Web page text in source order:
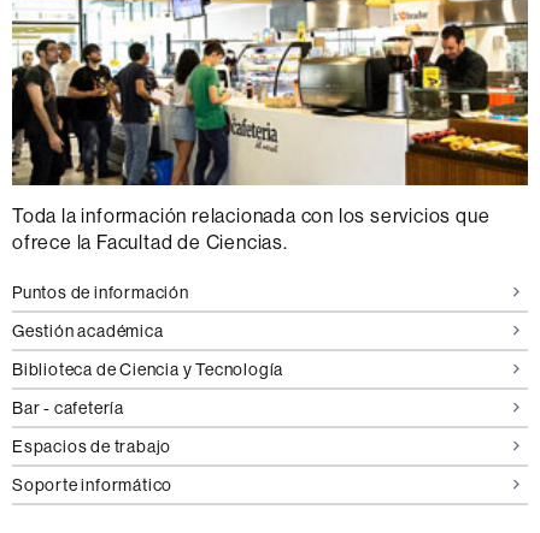
Toda la información relacionada con los servicios que
ofrece la Facultad de Ciencias.
Puntos de información
Gestión académica
Biblioteca de Ciencia y Tecnología
Bar - cafetería
Espacios de trabajo
Soporte informático